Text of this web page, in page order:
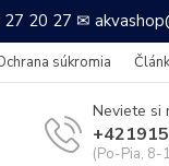
20 27 ✉
súkromia
Neviete si
(Po-Pia, 8-